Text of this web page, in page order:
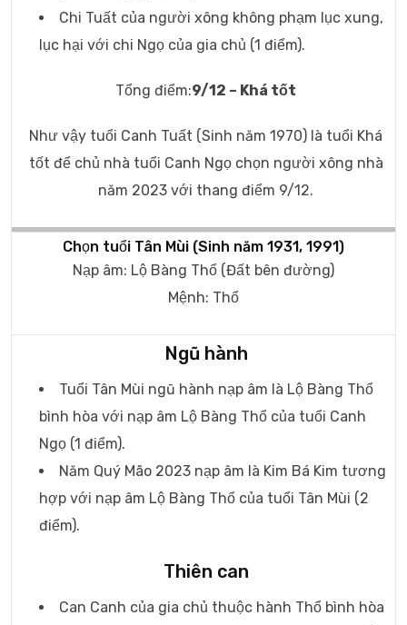
Chi Tuất của người xông không phạm lục xung,
lục hại với chi Ngọ của gia chủ (1 điểm).
Tổng điểm:9/12 – Khá tốt
Như vậy tuổi Canh Tuất (Sinh năm 1970) là tuổi Khá
tốt để chủ nhà tuổi Canh Ngọ chọn người xông nhà
năm 2023 với thang điểm 9/12.
Chọn tuổi Tân Mùi (Sinh năm 1931, 1991)
Nạp âm: Lộ Bàng Thổ (Đất bên đường)
Mệnh: Thổ
Ngũ hành
Tuổi Tân Mùi ngũ hành nạp âm là Lộ Bàng Thổ
bình hòa với nạp âm Lộ Bàng Thổ của tuổi Canh
Ngọ (1 điểm).
Năm Quý Mão 2023 nạp âm là Kim Bá Kim tương
hợp với nạp âm Lộ Bàng Thổ của tuổi Tân Mùi (2
điểm).
Thiên can
Can Canh của gia chủ thuộc hành Thổ bình hòa